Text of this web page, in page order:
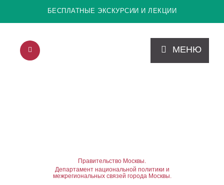
БЕСПЛАТНЫЕ ЭКСКУРСИИ И ЛЕКЦИИ
МЕНЮ
Правительство Москвы.
Департамент национальной политики и
межрегиональных связей города Москвы.